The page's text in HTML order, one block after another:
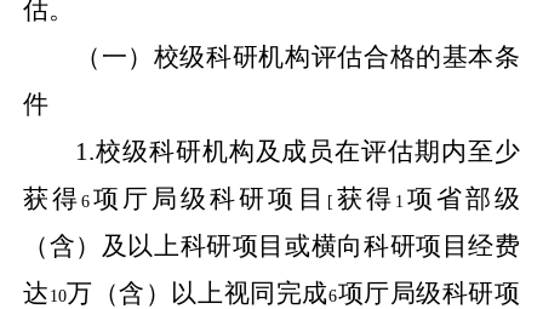
估。
（一）校级科研机构评估合格的基本条
件
1.校级科研机构及成员在评估期内至少
获得6 项厅局级科研项目 [ 获得 1 项省部级
（含）及以上科研项目或横向科研项目经费
达 10万（含）以上视同完成6项厅局级科研项